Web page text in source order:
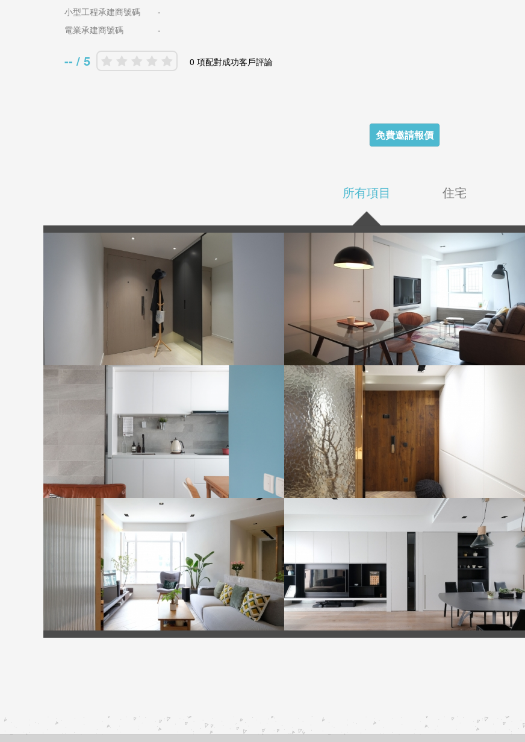
小型工程承建商號碼
-
電業承建商號碼
-
-- / 5 0 項配對成功客戶評論
免費邀請報價
所有項目 住宅